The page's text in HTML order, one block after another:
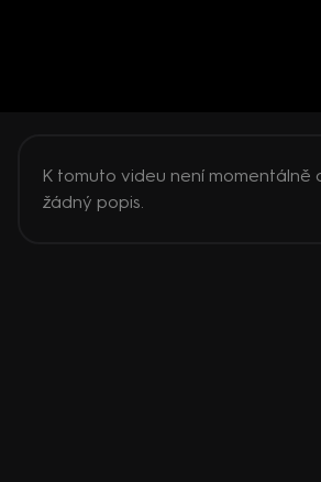
K tomuto videu není momentálně
žádný popis.